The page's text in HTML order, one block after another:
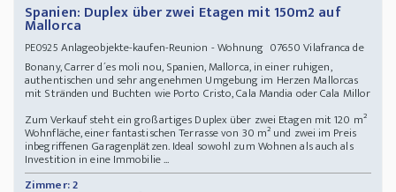
Spanien: Duplex über zwei Etagen mit 150m2 auf
Mallorca
PE0925 Anlageobjekte-kaufen-Reunion - Wohnung 07650 Vilafranca de
Bonany, Carrer d´es moli nou, Spanien, Mallorca, in einer ruhigen,
authentischen und sehr angenehmen Umgebung im Herzen Mallorcas
mit Stränden und Buchten wie Porto Cristo, Cala Mandia oder Cala Millor
Zum Verkauf steht ein großartiges Duplex über zwei Etagen mit 120 m²
Wohnfläche, einer fantastischen Terrasse von 30 m² und zwei im Preis
inbegriffenen Garagenplätzen. Ideal sowohl zum Wohnen als auch als
Investition in eine Immobilie ...
Zimmer: 2